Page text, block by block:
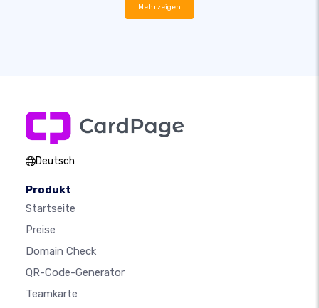
Mehr zeigen
Deutsch
Produkt
Startseite
Preise
Domain Check
QR-Code-Generator
Teamkarte